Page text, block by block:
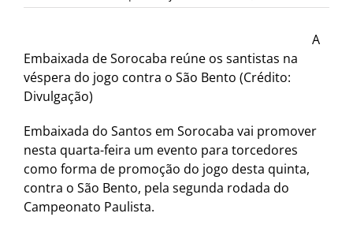
Embaixada de Sorocaba reúne os santistas na
véspera do jogo contra o São Bento (Crédito:
Divulgação)
A
Embaixada do Santos em Sorocaba vai promover
nesta quarta-feira um evento para torcedores
como forma de promoção do jogo desta quinta,
contra o São Bento, pela segunda rodada do
Campeonato Paulista.